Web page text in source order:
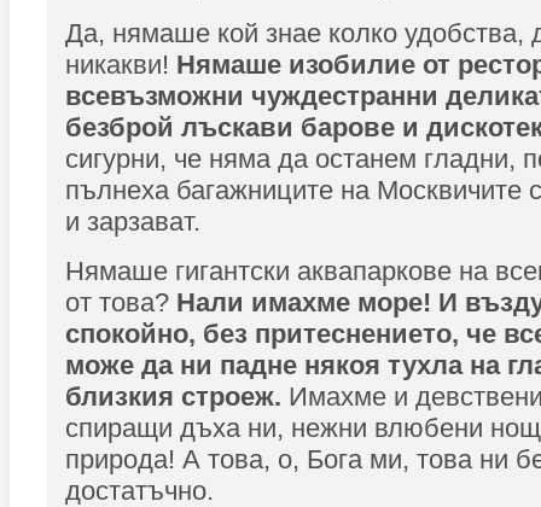
Да, нямаше кой знае колко удобства,
никакви! Нямаше изобилие от
всевъзможни чуждестранни
безброй лъскави барове и
сигурни, че няма да останем гладни,
пълнеха багажниците на Москвичите
и зарзават.
Нямаше гигантски аквапаркове на
от това? Нали имахме море! И
спокойно, без притеснението, че
може да ни падне някоя тухла на
близкия строеж. Имахме и
спиращи дъха ни, нежни влюбени
природа! А това, о, Бога ми, това ни
достатъчно.